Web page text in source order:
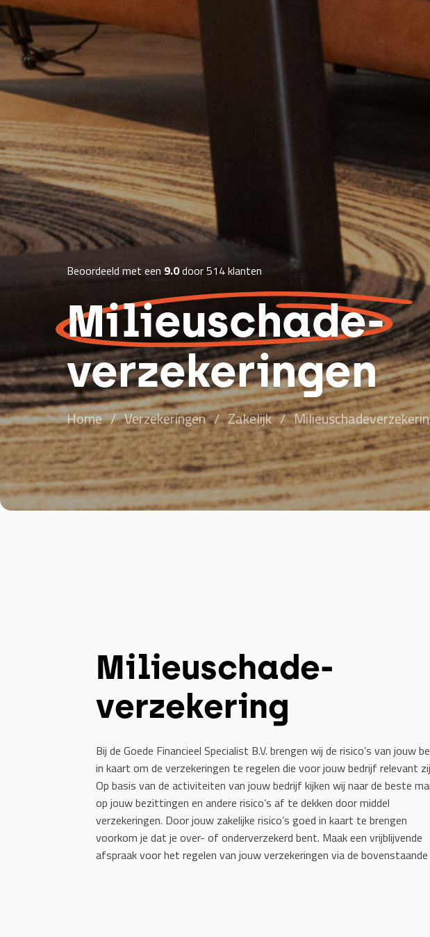
Beoordeeld met een 9.0door 514 klanten
Milieuschade-
verzekeringen
Home / Verzekeringen / Zakelijk /
Milieuschade-
verzekering
Bij de Goede Financieel Specialist B.V. brengen wij de risico’s van jouw
in kaart om de verzekeringen te regelen die voor jouw bedrijf relevant
Op basis van de activiteiten van jouw bedrijf kijken wij naar de beste
op jouw bezittingen en andere risico’s af te dekken door middel
verzekeringen. Door jouw zakelijke risico’s goed in kaart te brengen
voorkom je dat je over- of onderverzekerd bent. Maak een vrijblijvende
afspraak voor het regelen van jouw verzekeringen via de bovenstaande